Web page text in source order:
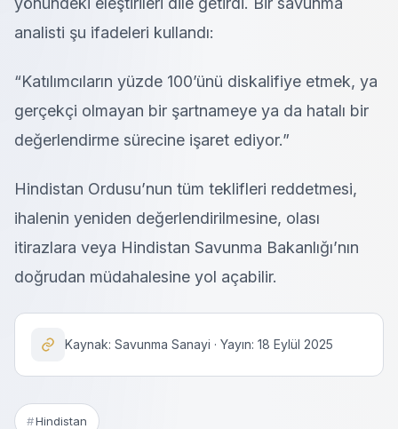
analisti şu ifadeleri kullandı:
“Katılımcıların yüzde 100’ünü diskalifiye etmek, ya
gerçekçi olmayan bir şartnameye ya da hatalı bir
değerlendirme sürecine işaret ediyor.”
Hindistan Ordusu’nun tüm teklifleri reddetmesi,
ihalenin yeniden değerlendirilmesine, olası
itirazlara veya Hindistan Savunma Bakanlığı’nın
doğrudan müdahalesine yol açabilir.
Kaynak: Savunma Sanayi · Yayın: 18 Eylül 2025
Hindistan